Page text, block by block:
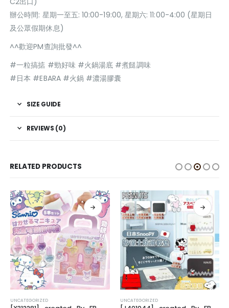
辦公時間: 星期一至五: 10:00-19:00, 星期六: 11:00-4:00 (星期日
及公眾假期休息)
^^歡迎PM查詢批發^^
#一粒搞掂 #勁好味 #火鍋湯底 #煮餸調味
#日本 #EBARA #火鍋 #濃湯膠囊
SIZE GUIDE
REVIEWS (0)
RELATED PRODUCTS
UNCATEGORIZED UNCATEGORIZED